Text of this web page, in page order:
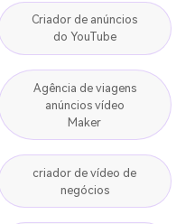
Criador de anúncios
do YouTube
Agência de viagens
anúncios vídeo
Maker
criador de vídeo de
negócios